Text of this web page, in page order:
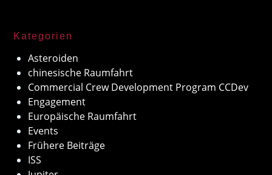
Kategorien
Asteroiden
chinesische Raumfahrt
Commercial Crew Development Program CCDev
Engagement
Europäische Raumfahrt
Events
Frühere Beiträge
ISS